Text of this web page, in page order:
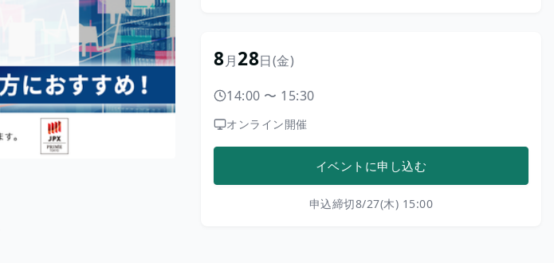
8月28日(金)
14:00 〜 15:30
オンライン開催
イベントに申し込む
申込締切8/27(木) 15:00